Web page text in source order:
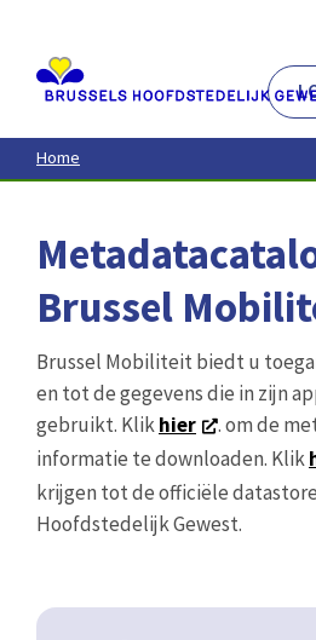
contenu
principal
Home
Brussel
Brussel Mobiliteit biedt u
en tot de gegevens die in zijn
gebruikt. Klikhier
. om de
informatie te downloaden. Klik
krijgen tot de officiële
Hoofdstedelijk Gewest.